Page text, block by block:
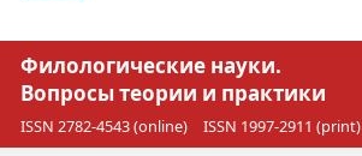
Филологические науки.
Вопросы теории и практики
ISSN 2782-4543 (online) ISSN 1997-2911 (print)